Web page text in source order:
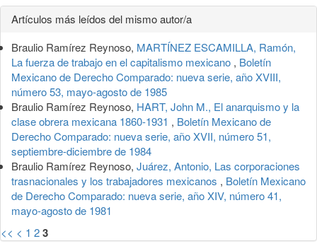
Detalles
del
artículo
Artículos más leídos del mismo autor/a
Braulio Ramírez Reynoso, MARTÍNEZ ESCAMILLA, Ramón,
La fuerza de trabajo en el capitalismo mexicano , Boletín
Mexicano de Derecho Comparado: nueva serie, año XVIII,
número 53, mayo-agosto de 1985
Braulio Ramírez Reynoso, HART, John M., El anarquismo y la
clase obrera mexicana 1860-1931 , Boletín Mexicano de
Derecho Comparado: nueva serie, año XVII, número 51,
septiembre-diciembre de 1984
Braulio Ramírez Reynoso, Juárez, Antonio, Las corporaciones
trasnacionales y los trabajadores mexicanos , Boletín Mexicano
de Derecho Comparado: nueva serie, año XIV, número 41,
mayo-agosto de 1981
<< < 1 23